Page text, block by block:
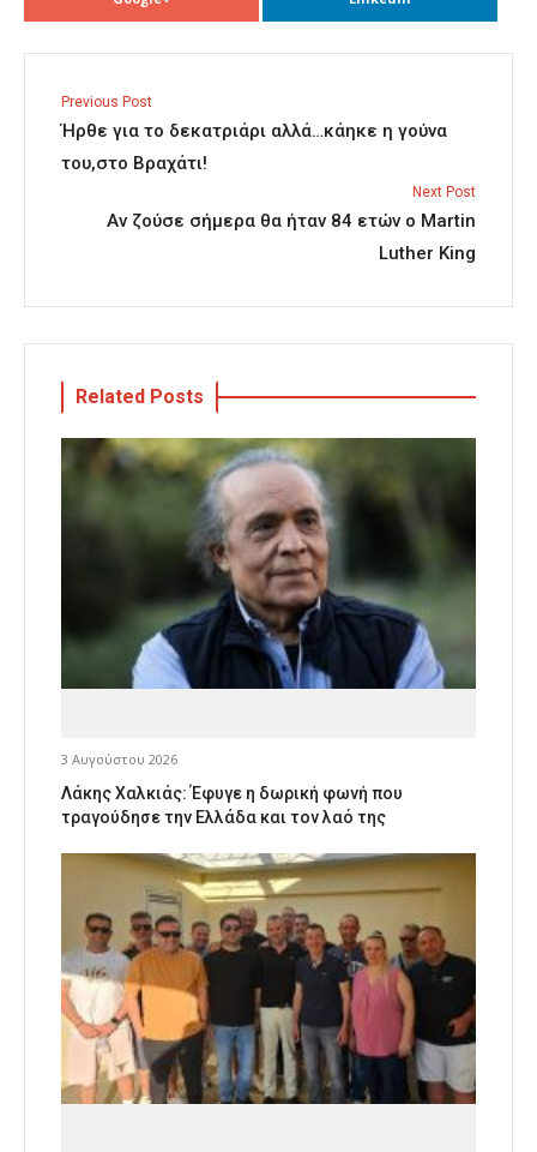
Previous Post
Ήρθε για το δεκατριάρι αλλά…κάηκε η γούνα
του,στο Βραχάτι!
Next Post
Αν ζούσε σήμερα θα ήταν 84 ετών ο Martin
Luther King
Related Posts
3 Αυγούστου 2026
Λάκης Χαλκιάς: Έφυγε η δωρική φωνή που
τραγούδησε την Ελλάδα και τον λαό της